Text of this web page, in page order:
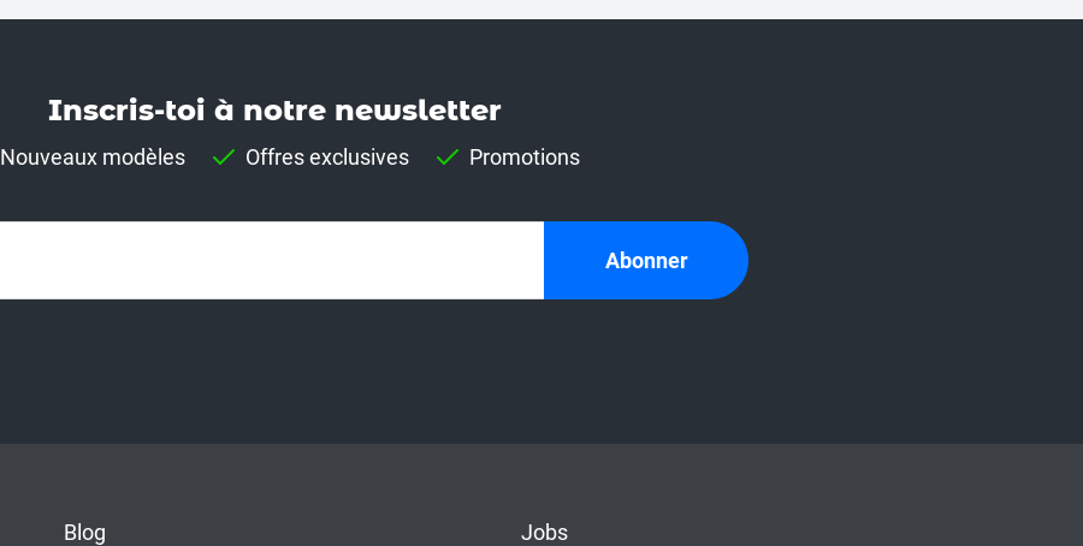
Inscris-toi à notre news­letter
Nouveaux modèles Offres exclusives Promotions
Abonner
Blog Jobs